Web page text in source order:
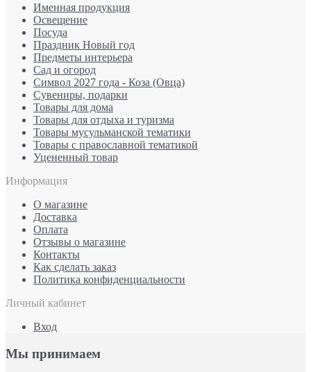
Именная продукция
Освещение
Посуда
Праздник Новый год
Предметы интерьера
Сад и огород
Символ 2027 года - Коза (Овца)
Сувениры, подарки
Товары для дома
Товары для отдыха и туризма
Товары мусульманской тематики
Товары с православной тематикой
Уцененный товар
Информация
О магазине
Доставка
Оплата
Отзывы о магазине
Контакты
Как сделать заказ
Политика конфиденциальности
Личный кабинет
Вход
Мы принимаем